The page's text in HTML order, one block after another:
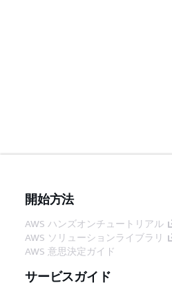
開始方法
AWS ハンズオンチュートリアル
AWS ソリューションライブラリ
AWS 意思決定ガイド
サービスガイド